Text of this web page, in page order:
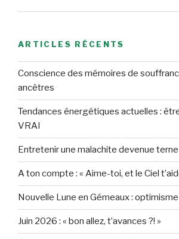
ARTICLES RÉCENTS
Conscience des mémoires de
ancêtres
Tendances énergétiques actuelles :
VRAI
Entretenir une malachite devenue terne
A ton compte : « Aime-toi, et le Ciel
Nouvelle Lune en Gémeaux : optimisme
Juin 2026 : « bon allez, t’avances ?! »